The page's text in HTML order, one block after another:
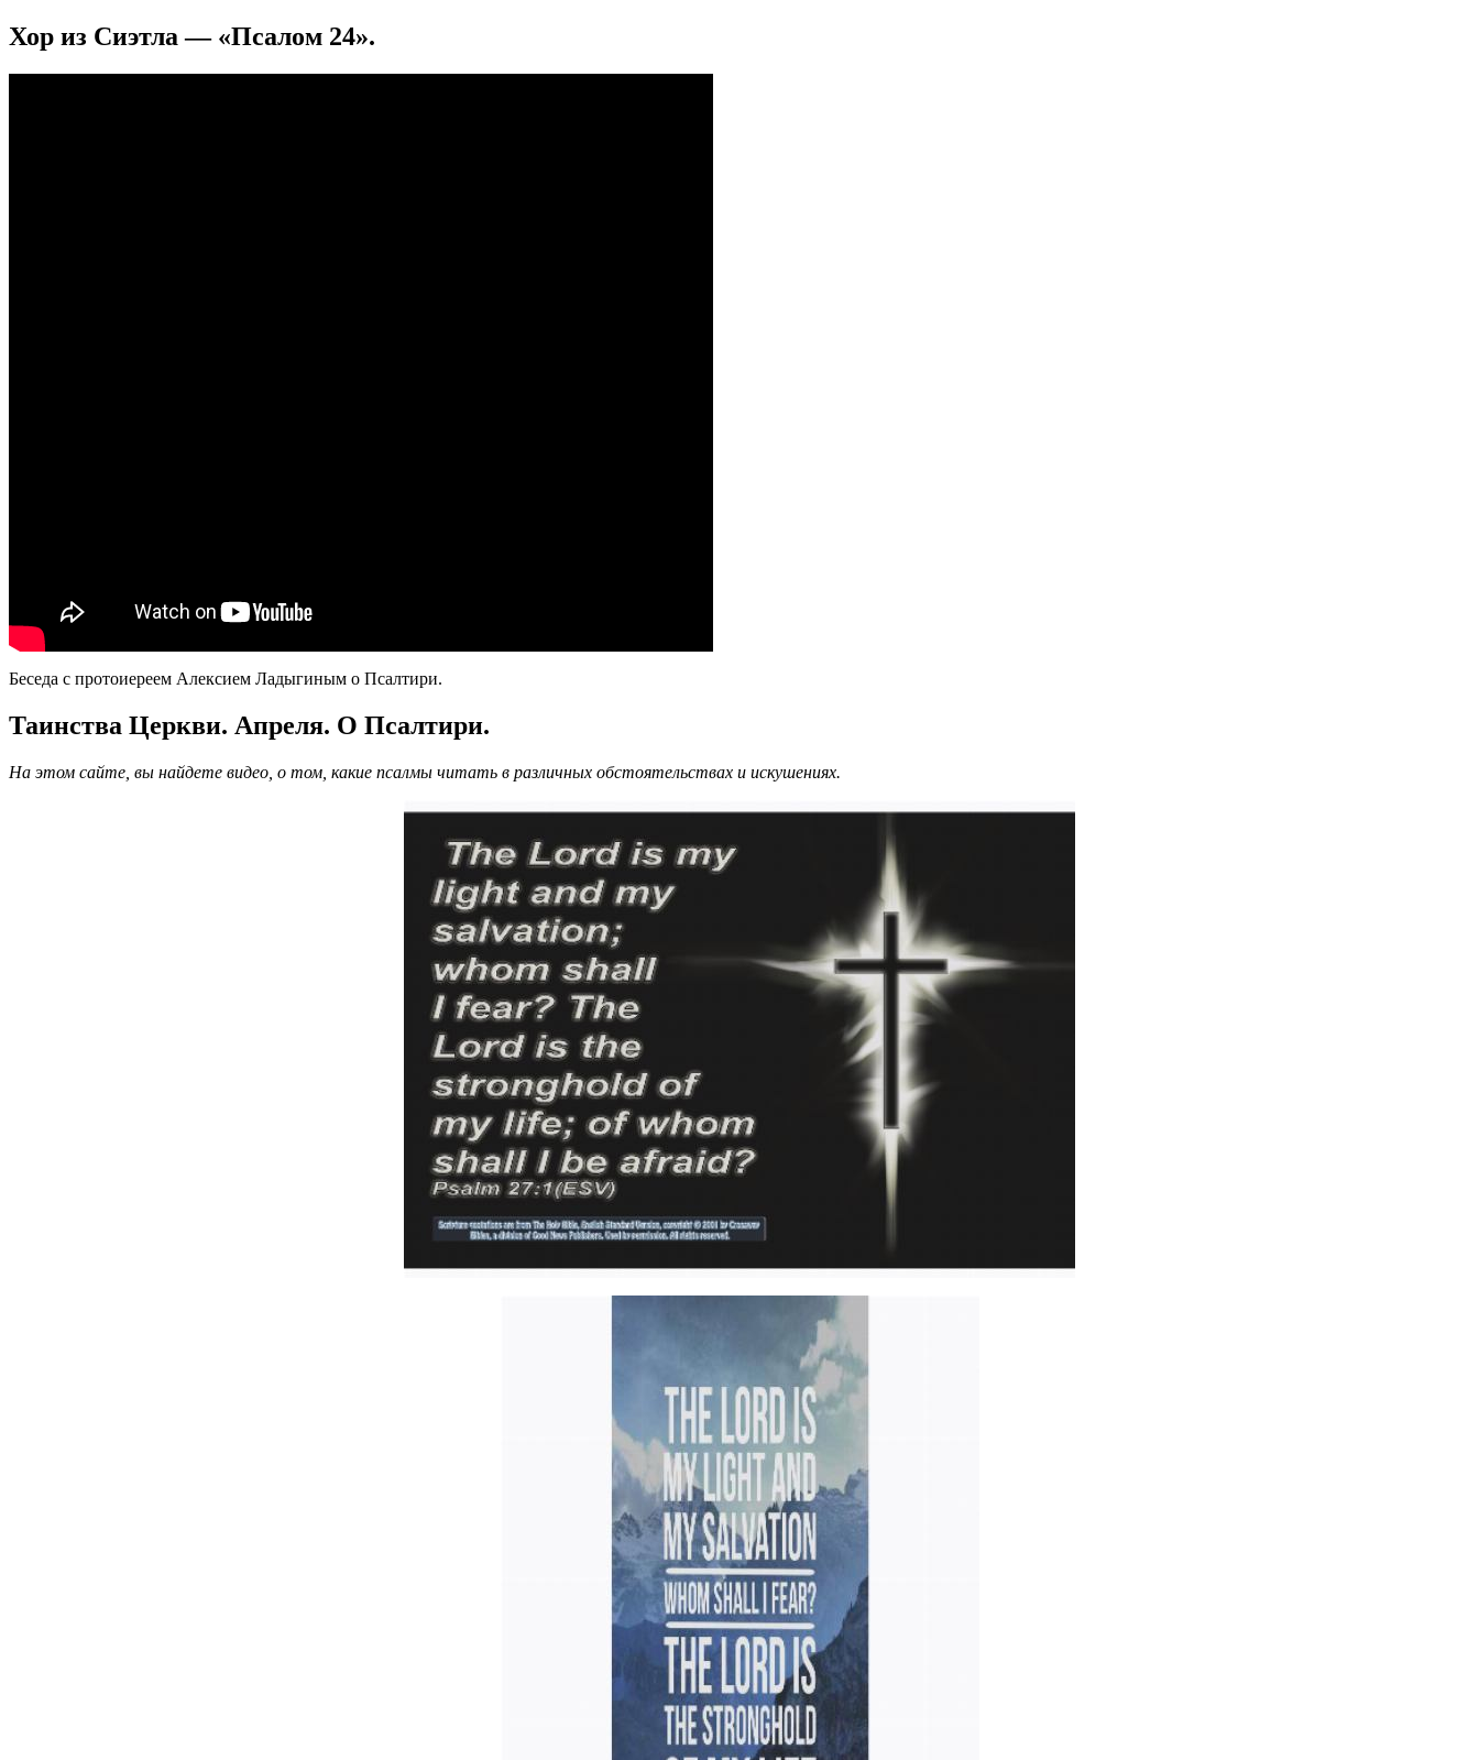
Хор из Сиэтла — «Псалом 24».
Беседа с протоиереем Алексием Ладыгиным о Псалтири.
Таинства Церкви. Апреля. О Псалтири.
На этом сайте, вы найдете видео, о том, какие псалмы читать в различных обстоятельствах и искушениях.